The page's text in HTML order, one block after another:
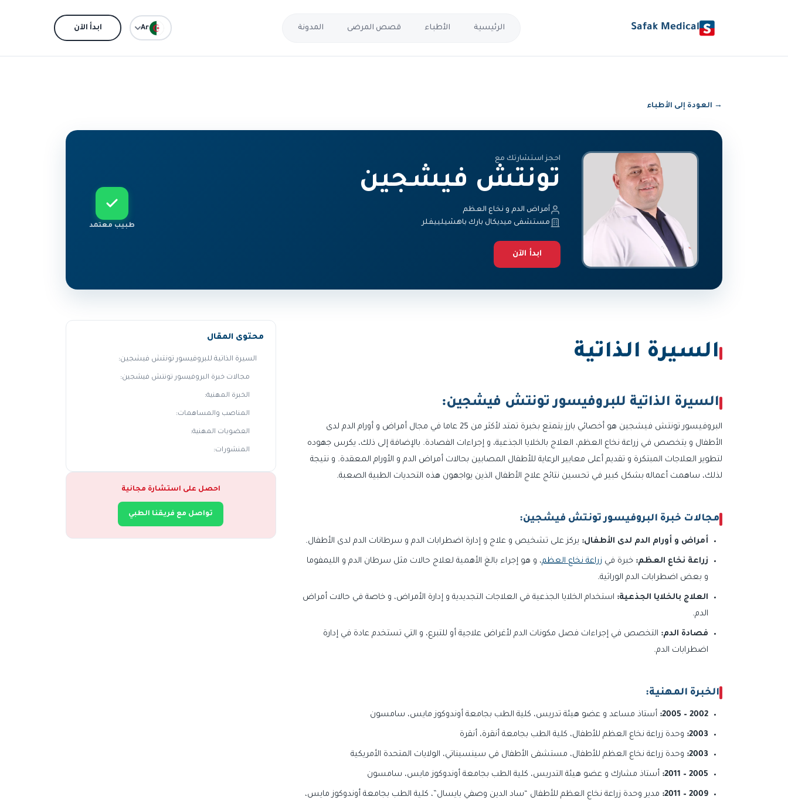
Safak Medical الرئيسية الأطباء قصص المرضى المدونة Ar ابدأ الآن
→ العودة إلى الأطباء
احجز استشارتك مع
تونتش فيشجين
أمراض الدم و نخاع العظم
مستشفى ميديكال بارك باهشيلييفلر
ابدأ الآن
طبيب معتمد
السيرة الذاتية
السيرة الذاتية للبروفيسور تونتش فيشجين:
البروفيسور تونتش فيشجين هو أخصائي بارز يتمتع بخبرة تمتد لأكثر من 25 عاما في مجال أمراض و أورام الدم لدى
الأطفال و يتخصص في زراعة نخاع العظم، العلاج بالخلايا الجذعية، و إجراءات الفصادة. بالإضافة إلى ذلك، يكرس جهوده
لتطوير العلاجات المبتكرة و تقديم أعلى معايير الرعاية للأطفال المصابين بحالات أمراض الدم و الأورام المعقدة. و نتيجة
لذلك، ساهمت أعماله بشكل كبير في تحسين نتائج علاج الأطفال الذين يواجهون هذه التحديات الطبية الصعبة.
مجالات خبرة البروفيسور تونتش فيشجين:
أمراض و أورام الدم لدى الأطفال: يركز على تشخيص و علاج و إدارة اضطرابات الدم و سرطانات الدم لدى الأطفال.
زراعة نخاع العظم: خبرة في زراعة نخاع العظم، و هو إجراء بالغ الأهمية لعلاج حالات مثل سرطان الدم و الليمفوما
و بعض اضطرابات الدم الوراثية.
العلاج بالخلايا الجذعية: استخدام الخلايا الجذعية في العلاجات التجديدية و إدارة الأمراض، و خاصة في حالات أمراض
الدم.
فصادة الدم: التخصص في إجراءات فصل مكونات الدم لأغراض علاجية أو للتبرع، و التي تستخدم عادة في إدارة
اضطرابات الدم.
الخبرة المهنية:
2002 – 2005: أستاذ مساعد و عضو هيئة تدريس، كلية الطب بجامعة أوندوكوز مايس، سامسون
2003: وحدة زراعة نخاع العظم للأطفال، كلية الطب بجامعة أنقرة، أنقرة
2003: وحدة زراعة نخاع العظم للأطفال، مستشفى الأطفال في سينسيناتي، الولايات المتحدة الأمريكية
2005 – 2011: أستاذ مشارك و عضو هيئة التدريس، كلية الطب بجامعة أوندوكوز مايس، سامسون
2009 – 2011:
مدير وحدة زراعة نخاع العظم للأطفال “ساد الدين وصفي بايسال”، كلية الطب بجامعة أوندوكوز مايس،
محتوى المقال
السيرة الذاتية للبروفيسور تونتش فيشجين:
مجالات خبرة البروفيسور تونتش فيشجين:
الخبرة المهنية:
المناصب والمساهمات:
العضويات المهنية:
المنشورات:
احصل على استشارة مجانية
تواصل مع فريقنا الطبي